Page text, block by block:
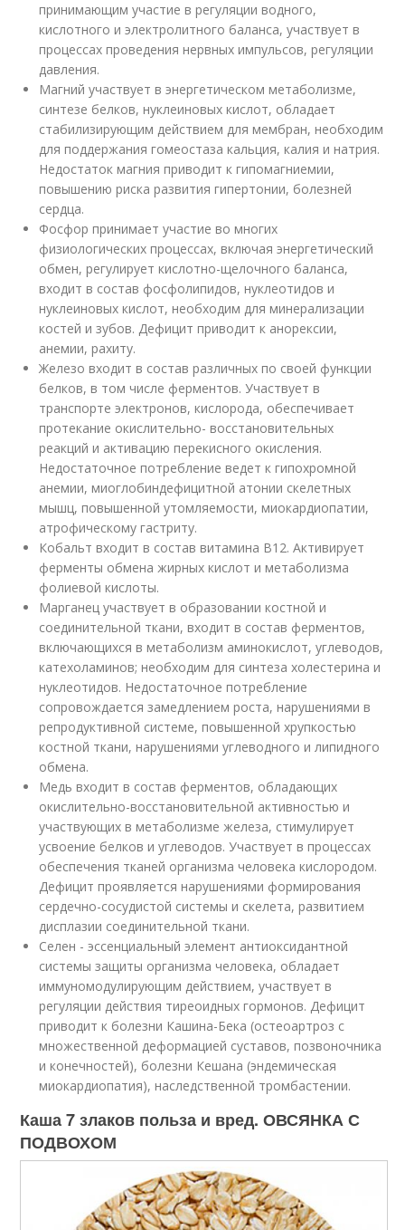
принимающим участие в регуляции водного,
кислотного и электролитного баланса, участвует в
процессах проведения нервных импульсов, регуляции
давления.
Магний участвует в энергетическом метаболизме,
синтезе белков, нуклеиновых кислот, обладает
стабилизирующим действием для мембран, необходим
для поддержания гомеостаза кальция, калия и натрия.
Недостаток магния приводит к гипомагниемии,
повышению риска развития гипертонии, болезней
сердца.
Фосфор принимает участие во многих
физиологических процессах, включая энергетический
обмен, регулирует кислотно-щелочного баланса,
входит в состав фосфолипидов, нуклеотидов и
нуклеиновых кислот, необходим для минерализации
костей и зубов. Дефицит приводит к анорексии,
анемии, рахиту.
Железо входит в состав различных по своей функции
белков, в том числе ферментов. Участвует в
транспорте электронов, кислорода, обеспечивает
протекание окислительно- восстановительных
реакций и активацию перекисного окисления.
Недостаточное потребление ведет к гипохромной
анемии, миоглобиндефицитной атонии скелетных
мышц, повышенной утомляемости, миокардиопатии,
атрофическому гастриту.
Кобальт входит в состав витамина В12. Активирует
ферменты обмена жирных кислот и метаболизма
фолиевой кислоты.
Марганец участвует в образовании костной и
соединительной ткани, входит в состав ферментов,
включающихся в метаболизм аминокислот, углеводов,
катехоламинов; необходим для синтеза холестерина и
нуклеотидов. Недостаточное потребление
сопровождается замедлением роста, нарушениями в
репродуктивной системе, повышенной хрупкостью
костной ткани, нарушениями углеводного и липидного
обмена.
Медь входит в состав ферментов, обладающих
окислительно-восстановительной активностью и
участвующих в метаболизме железа, стимулирует
усвоение белков и углеводов. Участвует в процессах
обеспечения тканей организма человека кислородом.
Дефицит проявляется нарушениями формирования
сердечно-сосудистой системы и скелета, развитием
дисплазии соединительной ткани.
Селен - эссенциальный элемент антиоксидантной
системы защиты организма человека, обладает
иммуномодулирующим действием, участвует в
регуляции действия тиреоидных гормонов. Дефицит
приводит к болезни Кашина-Бека (остеоартроз с
множественной деформацией суставов, позвоночника
и конечностей), болезни Кешана (эндемическая
миокардиопатия), наследственной тромбастении.
Каша 7 злаков польза и вред. ОВСЯНКА С
ПОДВОХОМ